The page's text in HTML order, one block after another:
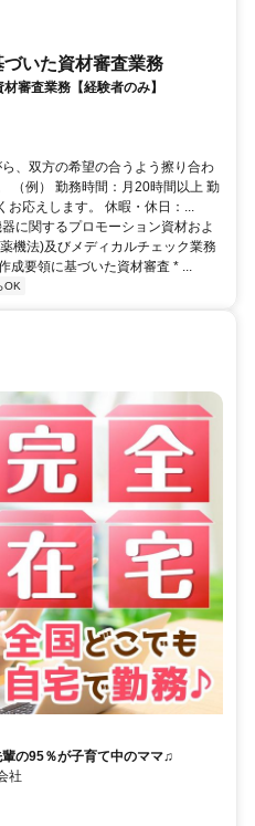
いた資材審査業務
審査業務【経験者のみ】
、双方の希望の合うよう擦り合わ
（例） 勤務時間：月20時間以上 勤
応えします。 休暇・休日：...
に関するプロモーション資材およ
機法)及びメディカルチェック業務
成要領に基づいた資材審査 * ...
OK
の95％が子育て中のママ♫
社